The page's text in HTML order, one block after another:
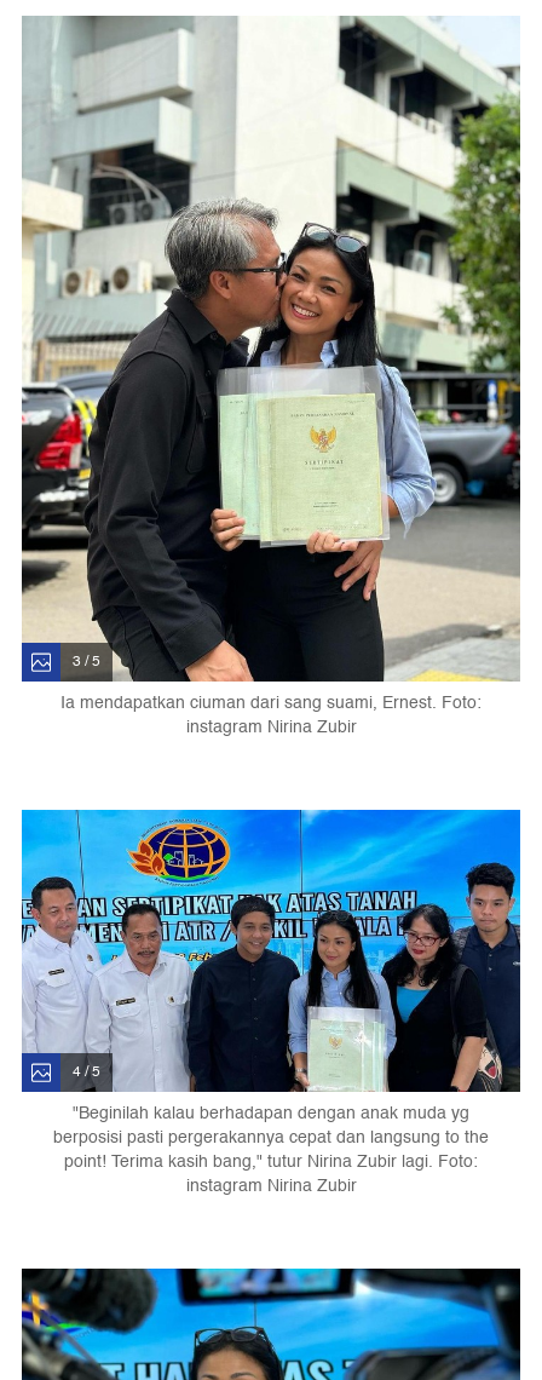
3 / 5
Ia mendapatkan ciuman dari sang suami, Ernest. Foto:
instagram Nirina Zubir
4 / 5
"Beginilah kalau berhadapan dengan anak muda yg
berposisi pasti pergerakannya cepat dan langsung to the
point! Terima kasih bang," tutur Nirina Zubir lagi. Foto:
instagram Nirina Zubir